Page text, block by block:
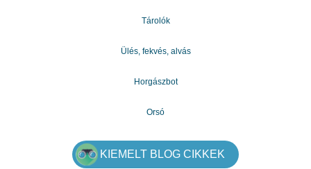
e-mail: mariakovac841@gmail.com
Tárolók
Ülés, fekvés, alvás
Horgászbot
Orsó
KIEMELT BLOG CIKKEK